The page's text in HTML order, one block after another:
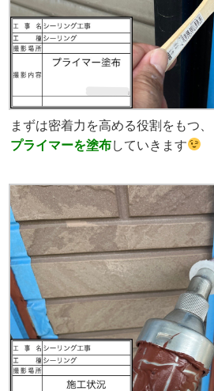
まずは密着力を高める役割をもつ、
プライマーを塗布していきます